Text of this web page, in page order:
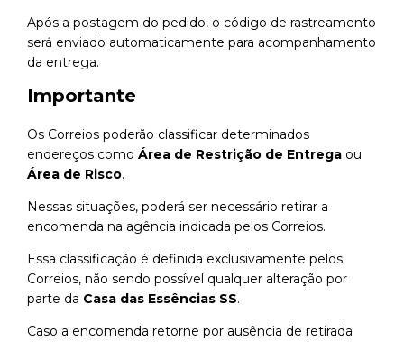
Após a postagem do pedido, o código de rastreamento
será enviado automaticamente para acompanhamento
da entrega.
Importante
Os Correios poderão classificar determinados
endereços como Área de Restrição de Entrega ou
Área de Risco.
Nessas situações, poderá ser necessário retirar a
encomenda na agência indicada pelos Correios.
Essa classificação é definida exclusivamente pelos
Correios, não sendo possível qualquer alteração por
parte da Casa das Essências SS.
Caso a encomenda retorne por ausência de retirada